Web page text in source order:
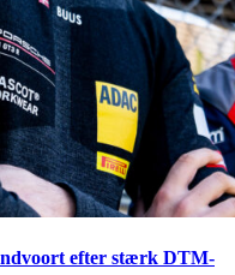
efter stærk DTM-